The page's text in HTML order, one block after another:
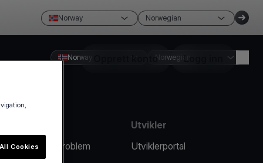
Norway Norwegian
Opprett konto Logg inn
Norway Norwegian
Rapporter et problem
Utvikler
Utviklerportal
Cookies